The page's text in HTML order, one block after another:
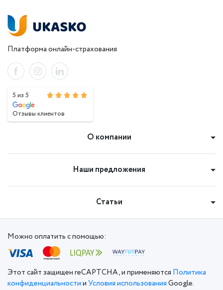
Платформа онлайн-страхования
5 из 5
Отзывы клиентов
О компании
Наши предложения
Статьи
Можно оплатить с помощью:
Этот сайт защищен reCAPTCHA, и применяются Политика
конфиденциальностииУсловия использованияGoogle.